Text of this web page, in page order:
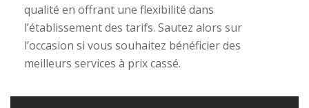
qualité en offrant une flexibilité dans
l’établissement des tarifs. Sautez alors sur
l’occasion si vous souhaitez bénéficier des
meilleurs services à prix cassé.